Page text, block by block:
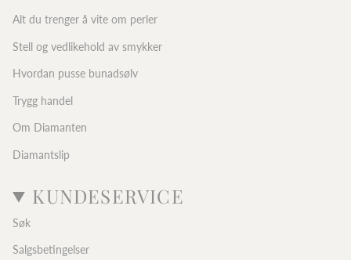
Alt du trenger å vite om perler
Stell og vedlikehold av smykker
Hvordan pusse bunadsølv
Trygg handel
Om Diamanten
Diamantslip
KUNDESERVICE
Søk
Salgsbetingelser